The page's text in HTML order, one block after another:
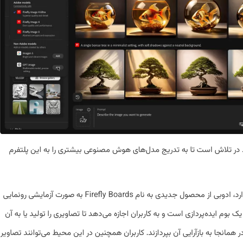
در تلاش است تا به تدریج مدل‌های هوش مصنوعی بیشتری را به این پلتفرم
در کنار این موارد، ادوبی از محصول جدیدی به نام Firefly Boards به ‌صورت آزمایشی رونمایی
بوم ایده‌پردازی است و به کاربران اجازه می‌دهد تا تصاویری را تولید یا به آن
همانجا به بازآرایی آن بپردازند. کاربران همچنین در این محیط می‌توانند تصاویر